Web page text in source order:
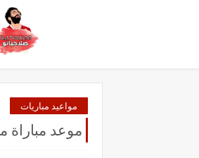
مواعيد مباريات
موعد مباراة ميلان